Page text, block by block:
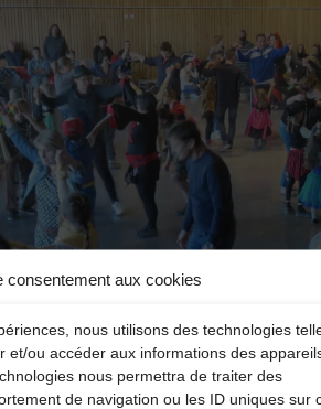
consentement aux cookies
nous utilisons des technologies
et/ou accéder aux informations des
nous permettra de traiter des
de navigation ou les ID uniques sur